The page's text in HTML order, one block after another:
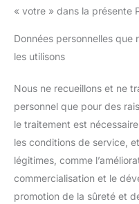
« votre » dans la présente
Données personnelles que
les utilisons
Nous ne recueillons et ne
personnel que pour des
le traitement est
les conditions de service,
légitimes, comme
commercialisation et le
promotion de la sûreté et